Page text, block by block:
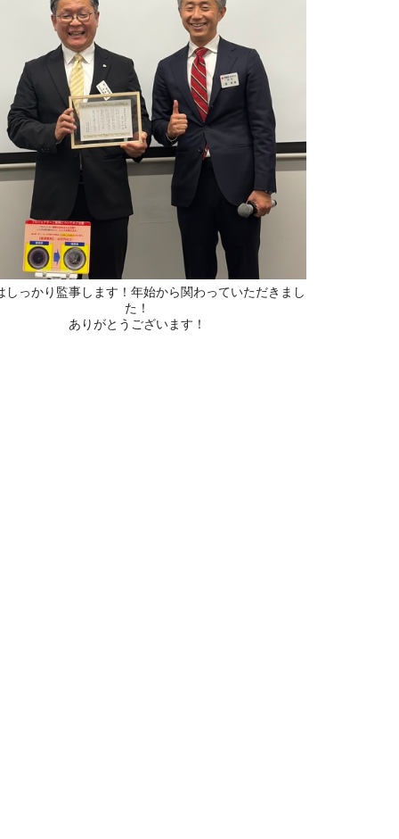
しっかり監事します！年始から関わっていただきまし
た！
ありがとうございます！